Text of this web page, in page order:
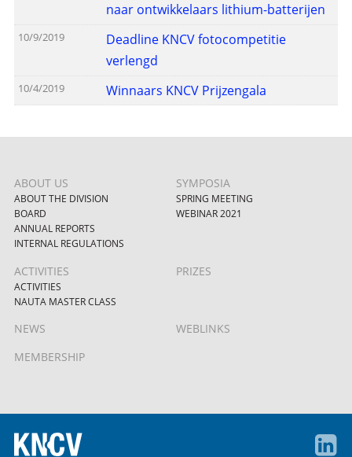
naar ontwikkelaars lithium-batterijen
10/9/2019
Deadline KNCV fotocompetitie
verlengd
10/4/2019 Winnaars KNCV Prijzengala
ABOUT US
ABOUT THE DIVISION
BOARD
ANNUAL REPORTS
INTERNAL REGULATIONS
SYMPOSIA
SPRING MEETING
WEBINAR 2021
ACTIVITIES
ACTIVITIES
NAUTA MASTER CLASS
PRIZES
NEWS
WEBLINKS
MEMBERSHIP